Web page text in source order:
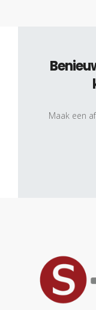
Maak een